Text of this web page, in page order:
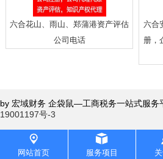
六合花山、雨山、郑蒲港资产评估
公司电话
六合
册，
by 宏域财务 企袋鼠—工商税务一站式服务
19001197号-3
网站首页 服务项目